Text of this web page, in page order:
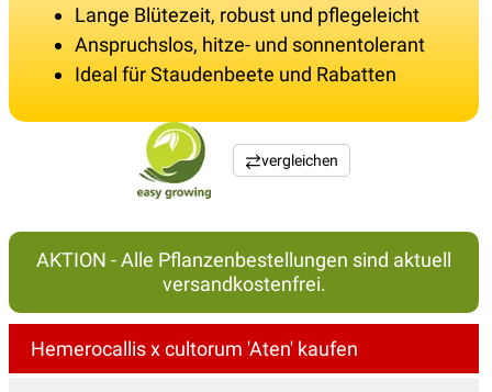
Lange Blütezeit, robust und pflegeleicht
Anspruchslos, hitze- und sonnentolerant
Ideal für Staudenbeete und Rabatten
vergleichen
AKTION - Alle Pflanzenbestellungen sind aktuell
versandkostenfrei.
Hemerocallis x cultorum 'Aten' kaufen